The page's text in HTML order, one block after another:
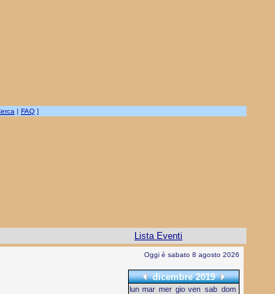
| FAQ ]
Lista Eventi
Oggi è sabato 8 agosto 2026
dicembre 2019
lun mar mer gio ven sab dom